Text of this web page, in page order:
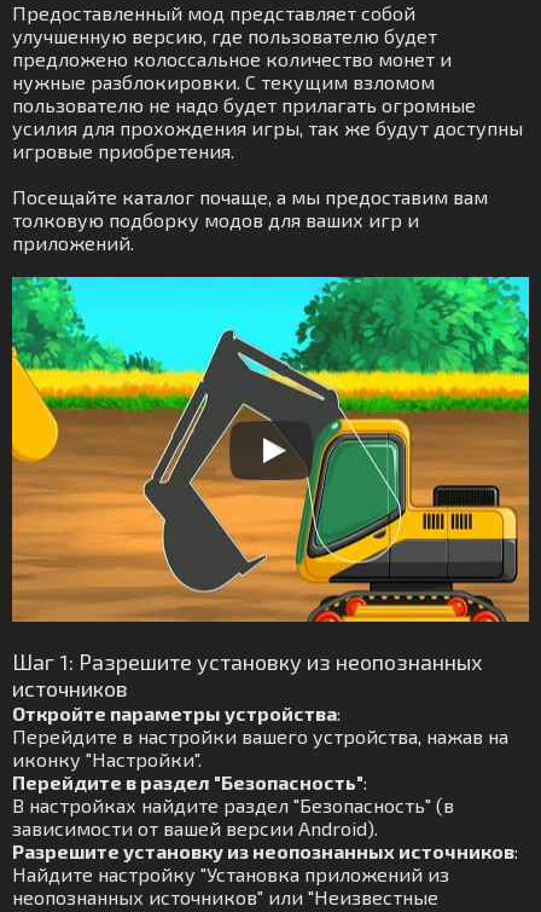
Предоставленный мод представляет собой
улучшенную версию, где пользователю будет
предложено колоссальное количество монет и
нужные разблокировки. С текущим взломом
пользователю не надо будет прилагать огромные
усилия для прохождения игры, так же будут доступны
игровые приобретения.
Посещайте каталог почаще, а мы предоставим вам
толковую подборку модов для ваших игр и
приложений.
Шаг 1: Разрешите установку из неопознанных
источников
Откройте параметры устройства:
Перейдите в настройки вашего устройства, нажав на
иконку "Настройки".
Перейдите в раздел "Безопасность":
В настройках найдите раздел "Безопасность" (в
зависимости от вашей версии Android).
Разрешите установку из неопознанных источников:
Найдите настройку "Установка приложений из
неопознанных источников" или "Неизвестные